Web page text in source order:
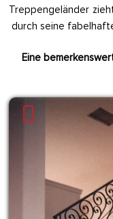
Treppengeländer
durch seine
Eine